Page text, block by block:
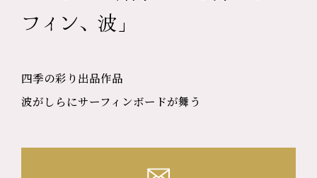
フィン、波」
四季の彩り出品作品
波がしらにサーフィンボードが舞う